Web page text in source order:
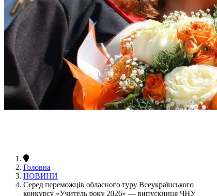
Головна
НОВИНИ
Серед переможців обласного туру Всеукраїнського
конкурсу «Учитель року 2026» — випускниця ЧНУ